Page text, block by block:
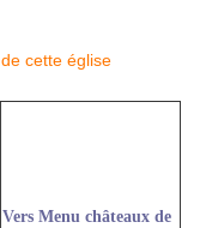
Vers Menu châteaux de